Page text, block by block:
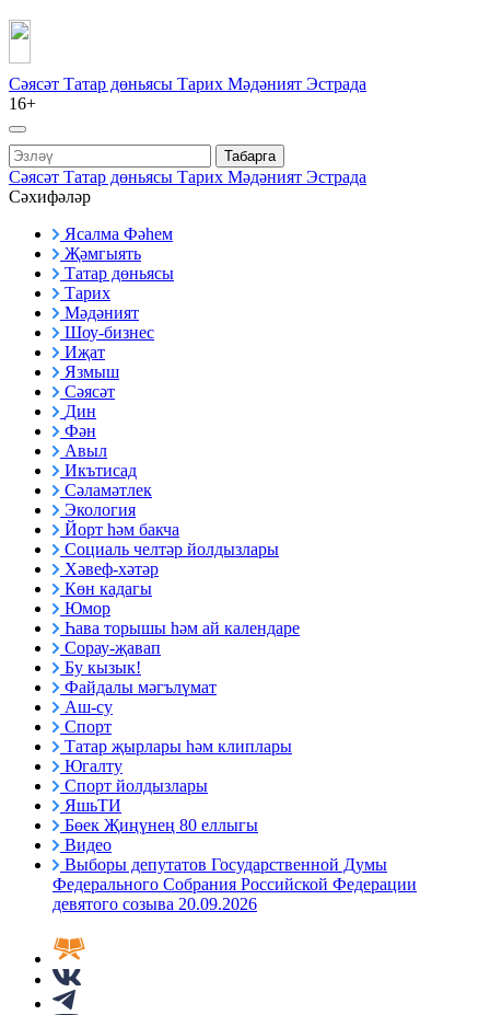
Сәясәт Татар дөньясы Тарих Мәдәният Эстрада
16+
Табарга
Сәясәт Татар дөньясы Тарих Мәдәният Эстрада
Сәхифәләр
Ясалма Фәһем
Җәмгыять
Татар дөньясы
Тарих
Мәдәният
Шоу-бизнес
Иҗат
Язмыш
Сәясәт
Дин
Фән
Авыл
Икътисад
Сәламәтлек
Экология
Йорт һәм бакча
Социаль челтәр йолдызлары
Хәвеф-хәтәр
Көн кадагы
Юмор
Һава торышы һәм ай календаре
Сорау-җавап
Бу кызык!
Файдалы мәгълүмат
Аш-су
Спорт
Татар җырлары һәм клиплары
Югалту
Спорт йолдызлары
ЯшьТИ
Бөек Җиңүнең 80 еллыгы
Видео
Выборы депутатов Государственной Думы
Федерального Собрания Российской Федерации
девятого созыва 20.09.2026